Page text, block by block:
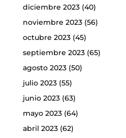
diciembre 2023(40)
noviembre 2023(56)
octubre 2023(45)
septiembre 2023(65)
agosto 2023(50)
julio 2023(55)
junio 2023(63)
mayo 2023(64)
abril 2023(62)